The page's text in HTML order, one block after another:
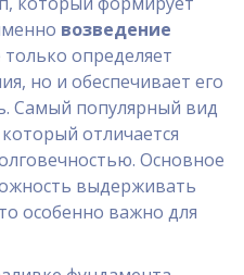
возведение
определяет
но и обеспечивает его
Самый популярный вид
отличается
Основное
выдерживать
особенно важно для